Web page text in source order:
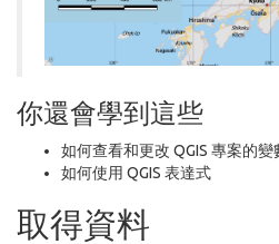
你還會學到這些
如何查看和更改 QGIS 專案的變
如何使用 QGIS 表達式
取得資料